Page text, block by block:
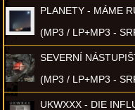
PLANETY - MÁME
(MP3 / LP+MP3 -
SEVERNÍ
(MP3 / LP+MP3 -
UKWXXX - DIE